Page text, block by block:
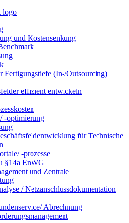
und Kostensenkung
Fertigungstiefe (In-/Outsourcing)
effizient entwickeln
/ -optimierung
für Technische
-prozesse
§14a EnWG
und Zentrale
/ Netzanschlussdokumentation
Abrechnung